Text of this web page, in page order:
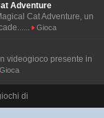
Adventure
Cat Adventure, un
Gioca
videogioco presente in
Gioca
di